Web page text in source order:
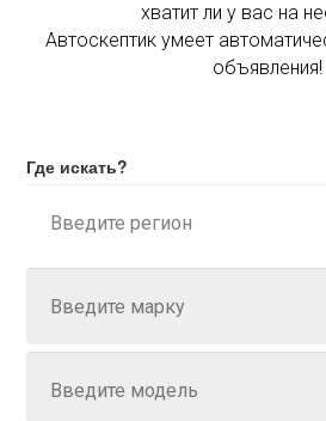
хватит ли у вас на
Автоскептик умеет
объявления!
Где искать?